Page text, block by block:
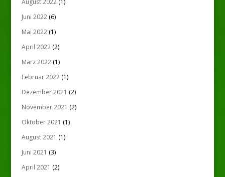
Juni 2022(6)
Mai 2022(1)
April 2022(2)
März 2022(1)
Februar 2022(1)
Dezember 2021 (2)
November 2021 (2)
Oktober 2021 (1)
August 2021 (1)
Juni 2021 (3)
April 2021 (2)